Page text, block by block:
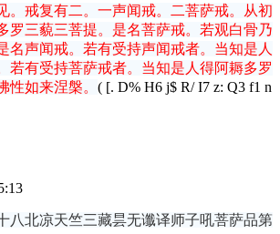
。戒复有二。一声闻戒。二菩萨戒。从初
罗三藐三菩提。是名菩萨戒。若观白骨乃
名声闻戒。若有受持声闻戒者。当知是人
若有受持菩萨戒者。当知是人得阿耨多罗
性如来涅槃。 ( [. D% H6 j$ R/ I7 z: Q3 f1 n
八北凉天竺三藏昙无谶译师子吼菩萨品第